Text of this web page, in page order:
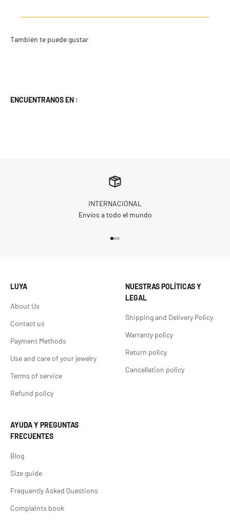
ENCUENTRANOS EN :
INTERNACIONAL
Envíos a todo el mundo
LUYA
About Us
Contact us
Payment Methods
Use and care of your jewelry
Terms of service
Refund policy
NUESTRAS POLÍTICAS Y
LEGAL
Shipping and Delivery Policy
Warranty policy
Return policy
Cancellation policy
AYUDA Y PREGUNTAS
FRECUENTES
Blog
Size guide
Frequently Asked Questions
Complaints book